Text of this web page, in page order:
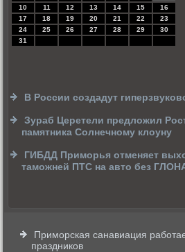
10
11 12 13 14 15
16
17
18 19 20 21 22
23
24
25 26 27 28 29
30
31
В России создадут
Зураб Церетели предложил
памятника Солнечному клоуну
ГИБДД Приморья отменяет
таможней ПТС на авто без
Приморская санавиация
праздников